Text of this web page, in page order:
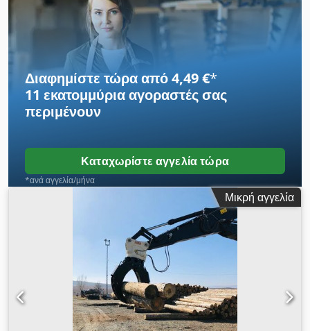
Διαφημίστε τώρα από 4,49 €*
11 εκατομμύρια αγοραστέςσας
περιμένουν
Καταχωρίστε αγγελία τώρα
*ανά αγγελία/μήνα
Μικρή αγγελία